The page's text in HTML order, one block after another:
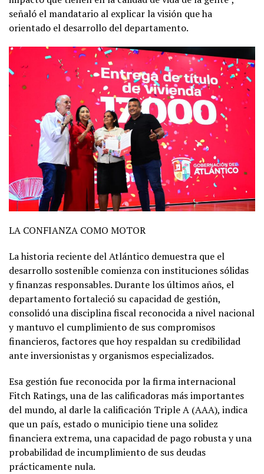
señaló el mandatario al explicar la visión que ha
orientado el desarrollo del departamento.
LA CONFIANZA COMO MOTOR
La historia reciente del Atlántico demuestra que el
desarrollo sostenible comienza con instituciones sólidas
y finanzas responsables. Durante los últimos años, el
departamento fortaleció su capacidad de gestión,
consolidó una disciplina fiscal reconocida a nivel nacional
y mantuvo el cumplimiento de sus compromisos
financieros, factores que hoy respaldan su credibilidad
ante inversionistas y organismos especializados.
Esa gestión fue reconocida por la firma internacional
Fitch Ratings, una de las calificadoras más importantes
del mundo, al darle la calificación Triple A (AAA), indica
que un país, estado o municipio tiene una solidez
financiera extrema, una capacidad de pago robusta y una
probabilidad de incumplimiento de sus deudas
prácticamente nula.